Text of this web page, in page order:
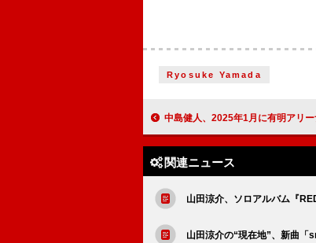
Ryosuke Yamada
中島健人、2025年1月に有明アリーナで開催したソ
関連ニュース
山田涼介、ソロアルバム『
山田涼介の“現在地”、新曲「